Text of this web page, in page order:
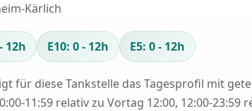
Kärlich
12h E10: 0 - 12h E5: 0 - 12h
für diese Tankstelle das Tagesprofil mit
11:59 relativ zu Vortag 12:00, 12:00-23:59